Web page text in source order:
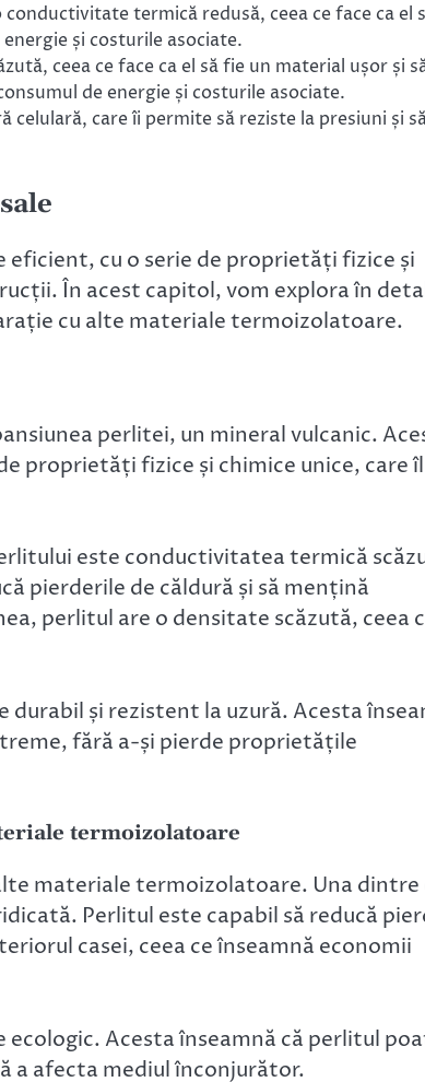
conductivitate termică redusă, ceea ce face ca el
și costurile asociate.
ceea ce face ca el să fie un material ușor și
de energie și costurile asociate.
celulară, care îi permite să reziste la presiuni și
cu o serie de proprietăți fizice și
În acest capitol, vom explora în
cu alte materiale termoizolatoare.
perlitei, un mineral vulcanic.
proprietăți fizice și chimice unice, care
este conductivitatea termică
pierderile de căldură și să mențină
perlitul are o densitate scăzută, ceea
și rezistent la uzură. Acesta
fără a-și pierde proprietățile
termoizolatoare
materiale termoizolatoare. Una dintre
Perlitul este capabil să reducă
casei, ceea ce înseamnă economii
Acesta înseamnă că perlitul
a afecta mediul înconjurător.